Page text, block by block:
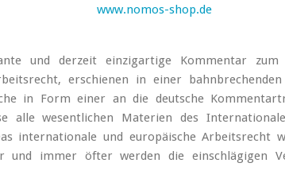
www.nomos-shop.de
und derzeit einzigartige Kommentar zum
erschienen in einer
in Form einer an die deutsche
alle wesentlichen Materien des
internationale und europäische Arbeitsrecht
und immer öfter werden die einschlägigen